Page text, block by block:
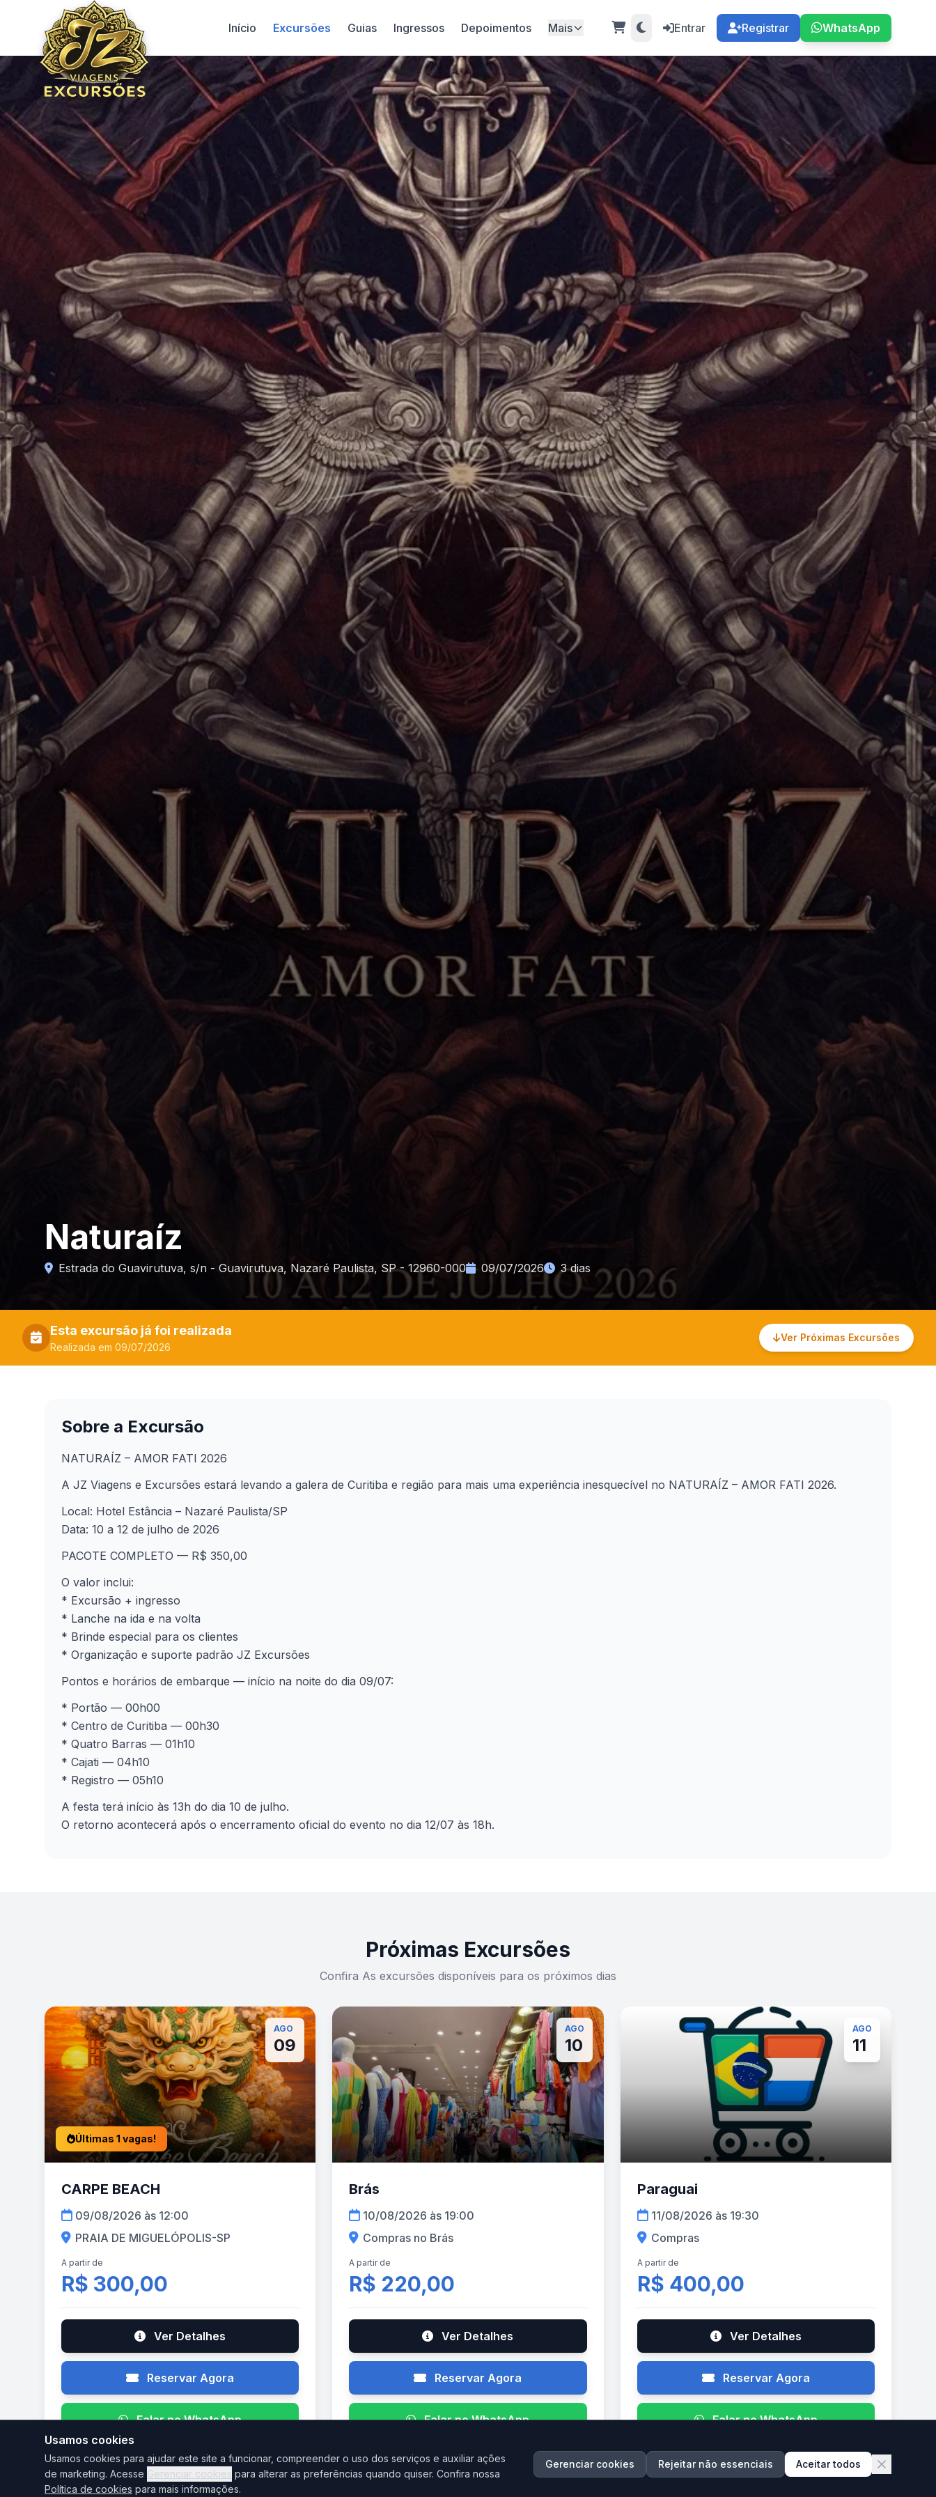
Início Excursões Guias Ingressos Depoimentos Mais Entrar Registrar WhatsApp
Naturaíz
Estrada do Guavirutuva, s/n - Guavirutuva, Nazaré Paulista, SP - 12960-000 09/07/2026 3 dias
Esta excursão já foi realizada
Realizada em 09/07/2026
Ver Próximas Excursões
Sobre a Excursão
NATURAÍZ – AMOR FATI 2026
A JZ Viagens e Excursões estará levando a galera de Curitiba e região para mais uma experiência inesquecível no NATURAÍZ – AMOR FATI 2026.
Local: Hotel Estância – Nazaré Paulista/SP
Data: 10 a 12 de julho de 2026
PACOTE COMPLETO — R$ 350,00
O valor inclui:
* Excursão + ingresso
* Lanche na ida e na volta
* Brinde especial para os clientes
* Organização e suporte padrão JZ Excursões
Pontos e horários de embarque — início na noite do dia 09/07:
* Portão — 00h00
* Centro de Curitiba — 00h30
* Quatro Barras — 01h10
* Cajati — 04h10
* Registro — 05h10
A festa terá início às 13h do dia 10 de julho.
O retorno acontecerá após o encerramento oficial do evento no dia 12/07 às 18h.
Próximas Excursões
Confira As excursões disponíveis para os próximos dias
AGO
09
Últimas 1 vagas!
CARPE BEACH
09/08/2026 às 12:00
PRAIA DE MIGUELÓPOLIS-SP
A partir de
R$ 300,00
Ver Detalhes
Reservar Agora
Falar no WhatsApp
AGO
10
Brás
10/08/2026 às 19:00
Compras no Brás
A partir de
R$ 220,00
Ver Detalhes
Reservar Agora
Falar no WhatsApp
AGO
11
Paraguai
11/08/2026 às 19:30
Compras
A partir de
R$ 400,00
Ver Detalhes
Reservar Agora
Falar no WhatsApp
Usamos cookies
Usamos cookies para ajudar este site a funcionar, compreender o uso dos serviços e auxiliar ações
de marketing. Acesse Gerenciar cookies para alterar as preferências quando quiser. Confira nossa
Política de cookies para mais informações.
Gerenciar cookies Rejeitar não essenciais Aceitar todos